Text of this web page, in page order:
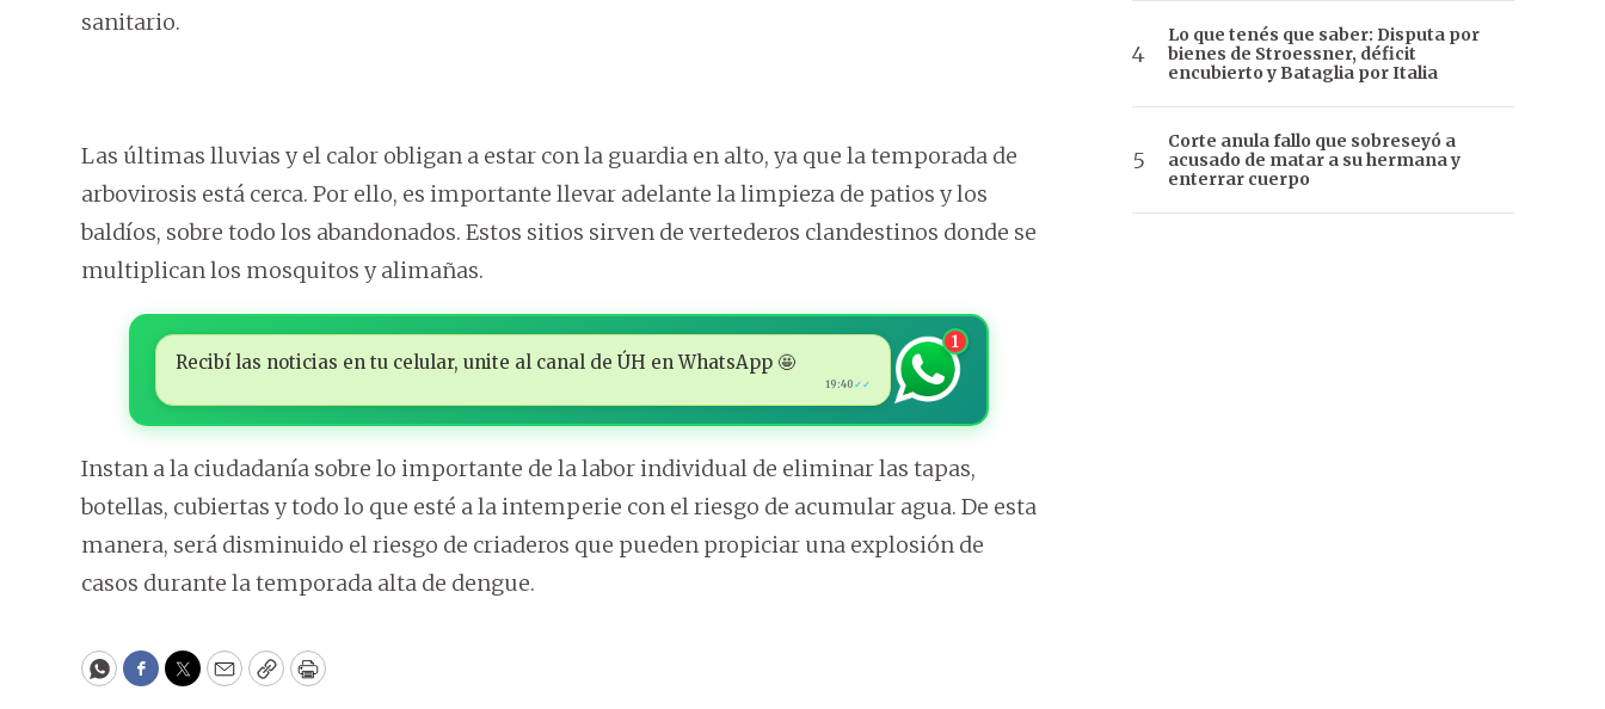
sanitario.
Las últimas lluvias y el calor obligan a estar con la guardia en alto, ya que la temporada de
arbovirosis está cerca. Por ello, es importante llevar adelante la limpieza de patios y los
baldíos, sobre todo los abandonados. Estos sitios sirven de vertederos clandestinos donde se
multiplican los mosquitos y alimañas.
Recibí las noticias en tu celular, unite al canal de ÚH en WhatsApp 🤩
19:40 ✓✓
1
Instan a la ciudadanía sobre lo importante de la labor individual de eliminar las tapas,
botellas, cubiertas y todo lo que esté a la intemperie con el riesgo de acumular agua. De esta
manera, será disminuido el riesgo de criaderos que pueden propiciar una explosión de
casos durante la temporada alta de dengue.
WhatsApp
Facebook
Twitter
EmailCopyPrint
Lo que tenés que saber: Disputa por
bienes de Stroessner, déficit
encubierto y Bataglia por Italia
Corte anula fallo que sobreseyó a
acusado de matar a su hermana y
enterrar cuerpo